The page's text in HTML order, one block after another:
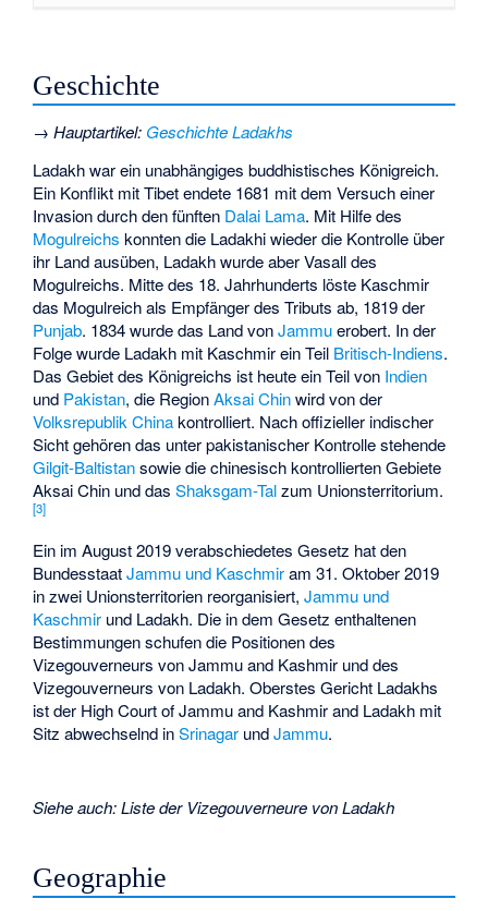
Geschichte
→Hauptartikel: Geschichte Ladakhs
Ladakh war ein unabhängiges buddhistisches Königreich.
Ein Konflikt mit Tibet endete 1681 mit dem Versuch einer
Invasion durch den fünften Dalai Lama. Mit Hilfe des
Mogulreichs konnten die Ladakhi wieder die Kontrolle über
ihr Land ausüben, Ladakh wurde aber Vasall des
Mogulreichs. Mitte des 18. Jahrhunderts löste Kaschmir
das Mogulreich als Empfänger des Tributs ab, 1819 der
Punjab. 1834 wurde das Land vonJammuerobert. In der
Folge wurde Ladakh mit Kaschmir ein Teil Britisch-Indiens.
Das Gebiet des Königreichs ist heute ein Teil von Indien
und Pakistan, die RegionAksai Chinwird von der
Volksrepublik Chinakontrolliert. Nach offizieller indischer
Sicht gehören das unter pakistanischer Kontrolle stehende
Gilgit-Baltistansowie die chinesisch kontrollierten Gebiete
Aksai Chin und dasShaksgam-Talzum Unionsterritorium.
[3]
Ein im August 2019 verabschiedetes Gesetz hat den
BundesstaatJammu und Kaschmiram 31. Oktober 2019
in zwei Unionsterritorien reorganisiert,Jammu und
Kaschmir und Ladakh. Die in dem Gesetz enthaltenen
Bestimmungen schufen die Positionen des
Vizegouverneurs von Jammu and Kashmir und des
Vizegouverneurs von Ladakh. Oberstes Gericht Ladakhs
ist der High Court of Jammu and Kashmir and Ladakh mit
Sitz abwechselnd inSrinagar undJammu.
Siehe auch:Liste der Vizegouverneure von Ladakh
Geographie